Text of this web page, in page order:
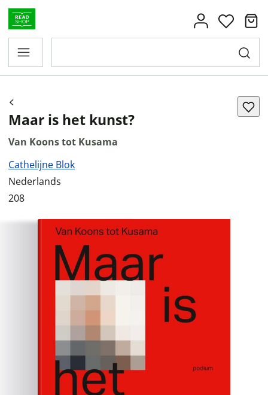
Maar is het kunst?
Van Koons tot Kusama
Cathelijne Blok
Nederlands
208